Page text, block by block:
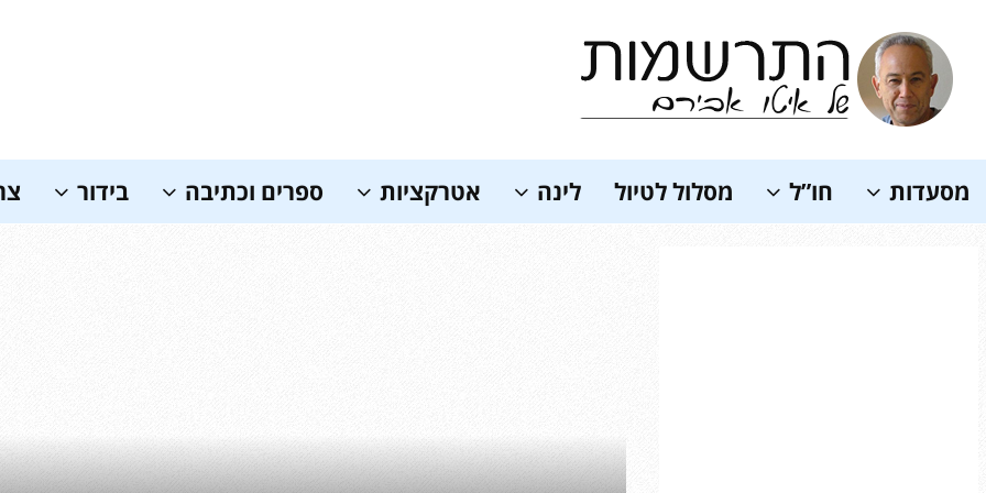
מסעדות חו”ל מסלול לטיול לינה אטרקציות ספרים וכתיבה בידור